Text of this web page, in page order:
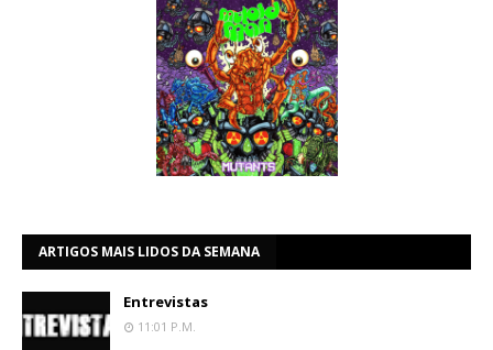
ARTIGOS MAIS LIDOS DA SEMANA
Entrevistas
11:01 P.m.